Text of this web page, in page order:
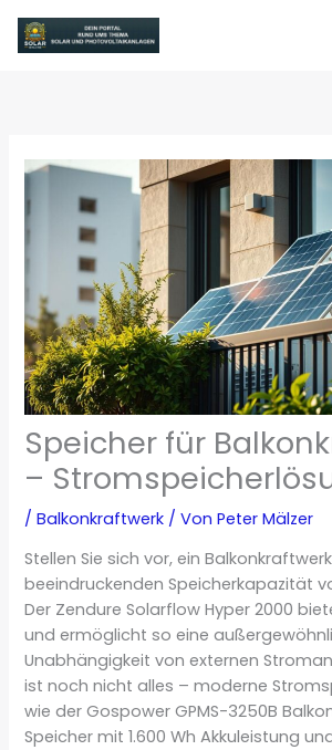
Inhalt
Speicher für
–
/Balkonkraftwerk / VonPeter Mälzer
Stellen Sie sich vor, ein
beeindruckenden Speicherkapazität
Der Zendure Solarflow Hyper 2000
und ermöglicht so eine
Unabhängigkeit von externen
ist noch nicht alles – moderne
wie der Gospower GPMS-3250B
Speicher mit 1.600 Wh Akkuleistung